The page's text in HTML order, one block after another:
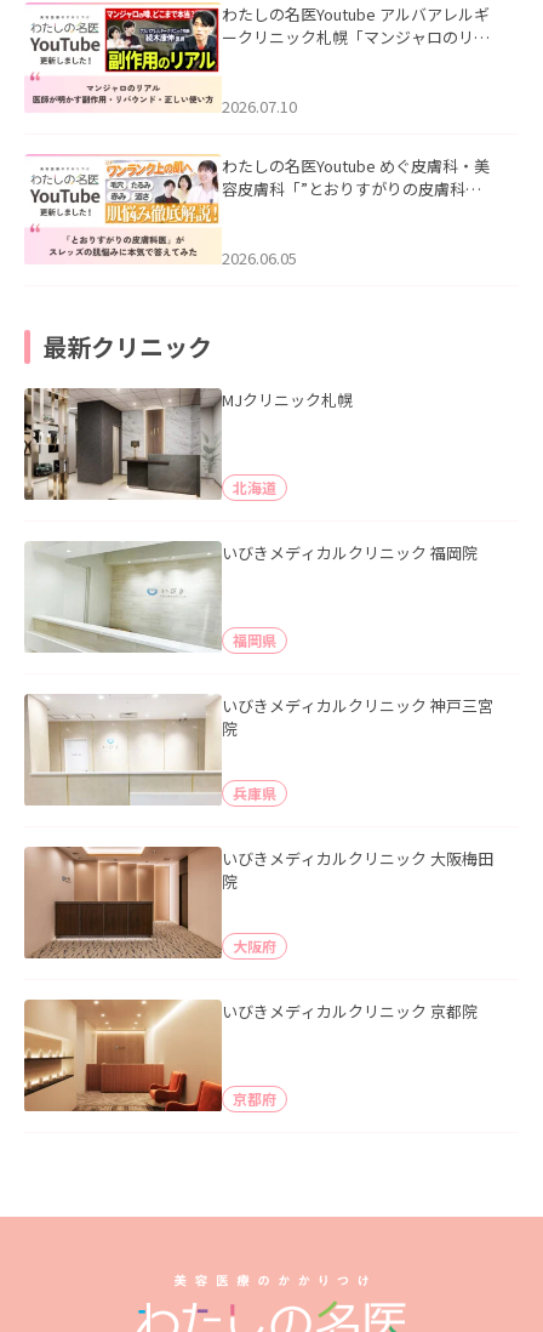
わたしの名医Youtube アルバアレルギ
ークリニック札幌「マンジャロのリア
た。
2026.07.10
わたしの名医Youtube めぐ皮膚科・美
容皮膚科「”とおりすがりの皮膚科
2026.06.05
最新クリニック
MJクリニック札幌
北海道
いびきメディカルクリニック 福岡院
福岡県
いびきメディカルクリニック 神戸三宮
院
兵庫県
いびきメディカルクリニック 大阪梅田
院
大阪府
いびきメディカルクリニック 京都院
京都府